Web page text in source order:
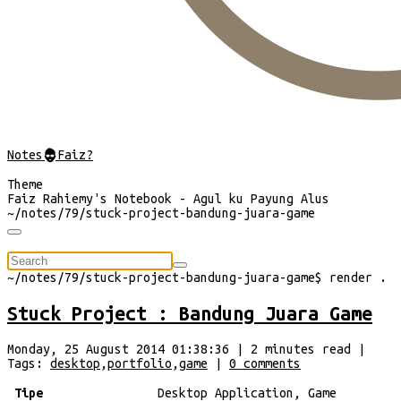
Notes@Faiz?
Theme
Faiz Rahiemy's Notebook - Agul ku Payung Alus
~/notes/79/stuck-project-bandung-juara-game
~/notes/79/stuck-project-bandung-juara-game$ render .
Stuck Project : Bandung Juara Game
Monday, 25 August 2014 01:38:36 2 minutes read
Tags:
desktop ,portfolio ,game 0 comments
Tipe Desktop Application, Game